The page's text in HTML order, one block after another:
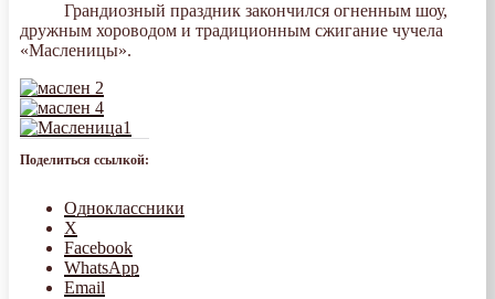
Грандиозный праздник закончился огненным шоу,
дружным хороводом и традиционным сжигание чучела
«Масленицы».
Поделиться ссылкой:
Одноклассники
X
Facebook
WhatsApp
Email